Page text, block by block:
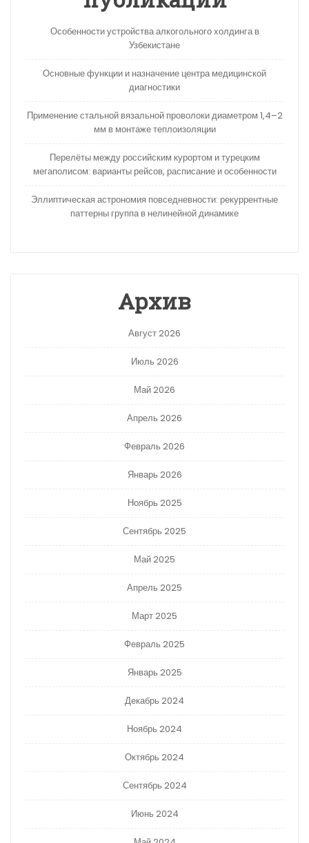
Особенности устройства алкогольного холдинга в
Узбекистане
Основные функции и назначение центра медицинской
диагностики
Применение стальной вязальной проволоки диаметром 1,4–2
мм в монтаже теплоизоляции
Перелёты между российским курортом и турецким
мегаполисом: варианты рейсов, расписание и особенности
Эллиптическая астрономия повседневности: рекуррентные
паттерны группа в нелинейной динамике
Архив
Август 2026
Июль 2026
Май 2026
Апрель 2026
Февраль 2026
Январь 2026
Ноябрь 2025
Сентябрь 2025
Май 2025
Апрель 2025
Март 2025
Февраль 2025
Январь 2025
Декабрь 2024
Ноябрь 2024
Октябрь 2024
Сентябрь 2024
Июнь 2024